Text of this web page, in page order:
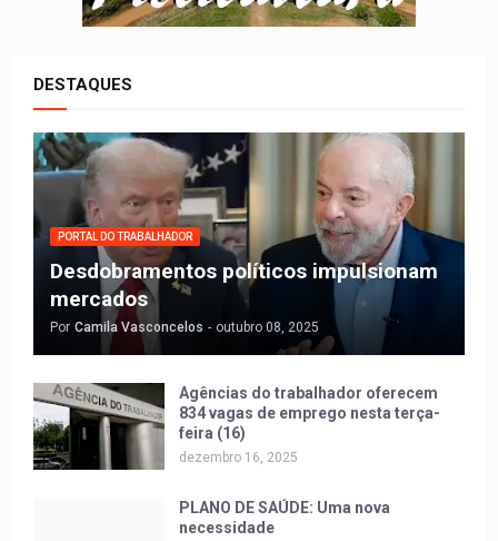
DESTAQUES
PORTAL DO TRABALHADOR
Desdobramentos políticos impulsionam
mercados
Por Camila Vasconcelos - outubro 08, 2025
Agências do trabalhador oferecem
834 vagas de emprego nesta terça-
feira (16)
dezembro 16, 2025
PLANO DE SAÚDE: Uma nova
necessidade